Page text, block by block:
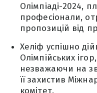
Олімпіаді-2024,
професіонали,
пропозицій від
Хеліф успішно
Олімпійських
незважаючи на
її захистив
комітет.